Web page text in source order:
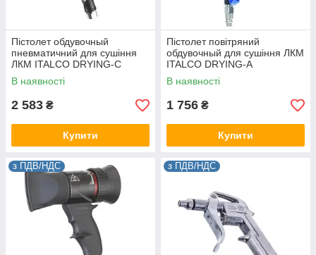
Пістолет обдувочный
пневматичний для сушіння
ЛКМ ITALCO DRYING-C
В наявності
2 583 ₴
Купити
Пістолет повітряний
обдувочный для сушіння ЛКМ
ITALCO DRYING-A
В наявності
1 756 ₴
Купити
з ПДВ/НДС з ПДВ/НДС